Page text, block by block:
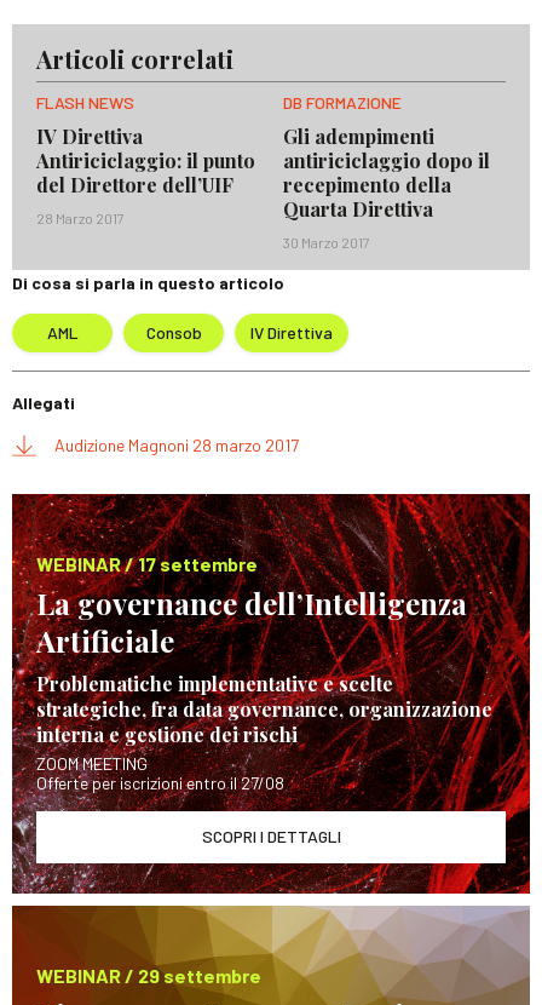
Articoli correlati
FLASH NEWS
IV Direttiva
Antiriciclaggio: il punto
del Direttore dell’UIF
28 Marzo 2017
DB FORMAZIONE
Gli adempimenti
antiriciclaggio dopo il
recepimento della
Quarta Direttiva
30 Marzo 2017
Di cosa si parla in questo articolo
AML Consob IV Direttiva
Allegati
Audizione Magnoni 28 marzo 2017
WEBINAR / 17 settembre
La governance dell’Intelligenza
Artificiale
Problematiche implementative e scelte
strategiche, fra data governance, organizzazione
interna e gestione dei rischi
ZOOM MEETING
Offerte per iscrizioni entro il 27/08
SCOPRI I DETTAGLI
WEBINAR / 29 settembre